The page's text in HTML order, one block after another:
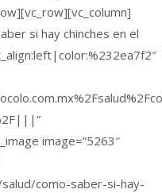
si hay chinches en el
image=”5263″
como-saber-si-hay-